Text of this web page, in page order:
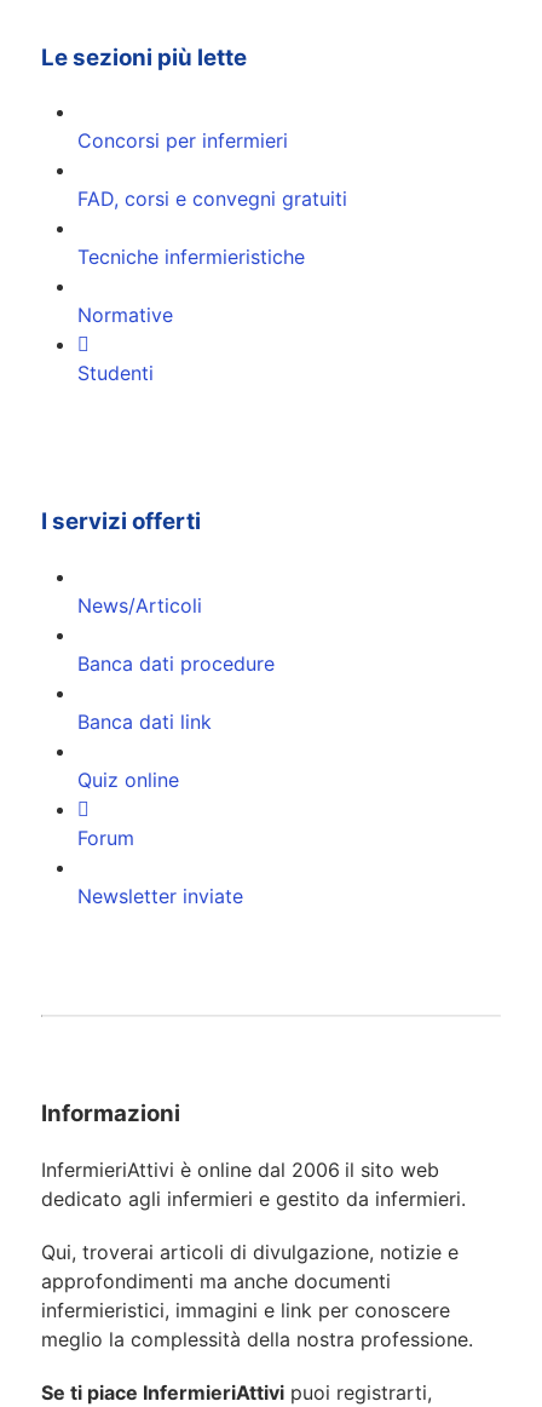
Le sezioni più lette
Concorsi per infermieri
FAD, corsi e convegni gratuiti
Tecniche infermieristiche
Normative
Studenti
I servizi offerti
News/Articoli
Banca dati procedure
Banca dati link
Quiz online
Forum
Newsletter inviate
Informazioni
InfermieriAttivi è online dal 2006 il sito web
dedicato agli infermieri e gestito da infermieri.
Qui, troverai articoli di divulgazione, notizie e
approfondimenti ma anche documenti
infermieristici, immagini e link per conoscere
meglio la complessità della nostra professione.
Se ti piace InfermieriAttivi puoi registrarti,